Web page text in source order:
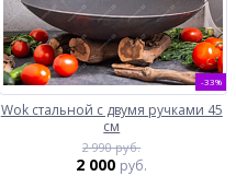
-33%
Wok стальной с двумя ручками 45
см
2 990 руб.
2 000 руб.